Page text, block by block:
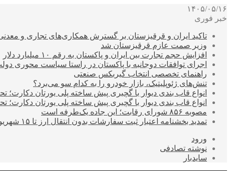
۱۴۰۵/۰۵/۱۶
خبر فوری
تاکید ایران و قرقیزستان بر گسترش همکاری‌های تجاری و
وزیر صمت عازم قرقیزستان شد
افزایش حجم تجارت بین ایران و پاکستان به رقم ۱۰ میلیارد دلار
اجرای توافقات دوجانبه با پاکستان در راستا سیاست محوری
راهنمای تخصصی انتخاب گیربکس صنعتی
تنش‌های ژئوپلیتیک، بازار خودرو را به کدام سو می‌برد؟
انواع قاب بندی دیوار با گچبری پیش ساخته پلی یورتان
انواع قاب بندی دیوار با گچبری پیش ساخته پلی یورتان
مصوبه ۸۵۶ شورای رقابت؛ این جاده یک‌طرفه است
تمدید بخشنامه اعتبار ثبت سفارشات بدون انتقال ارز تا ۱۵ شهریور
ورود
نوشته تصادفی
سایدبار